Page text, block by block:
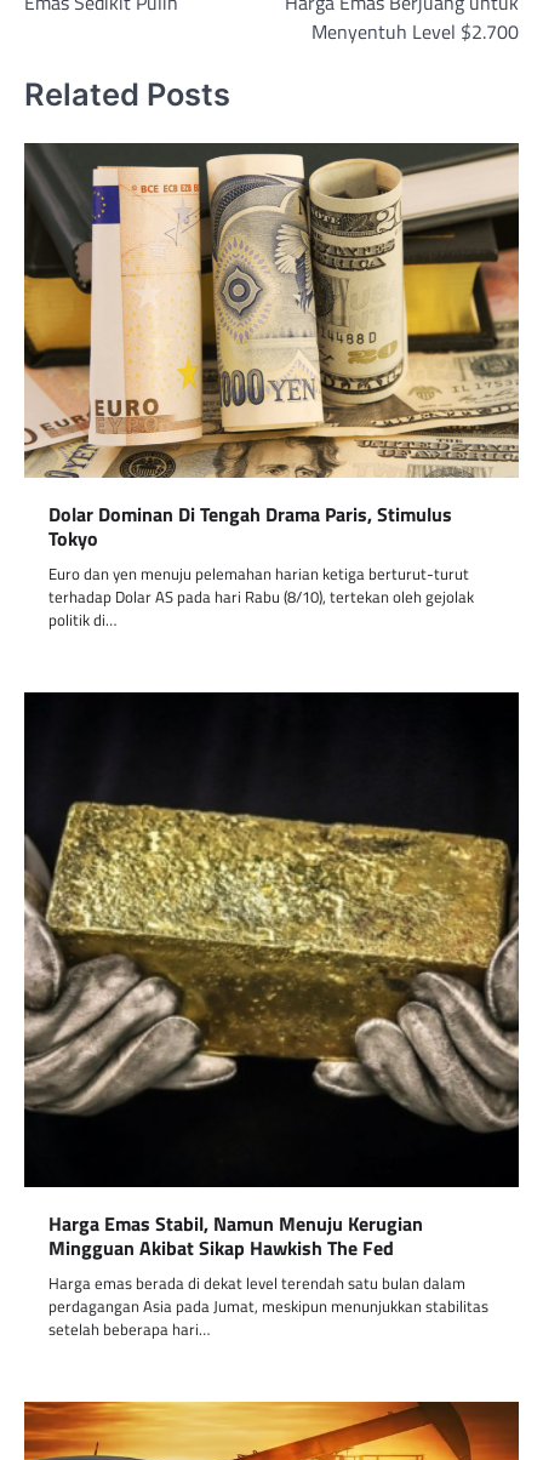
navigation
Menyentuh Level $2.700
Related Posts
Dolar Dominan Di Tengah Drama Paris, Stimulus
Tokyo
Euro dan yen menuju pelemahan harian ketiga berturut-turut
terhadap Dolar AS pada hari Rabu (8/10), tertekan oleh gejolak
politik di…
Harga Emas Stabil, Namun Menuju Kerugian
Mingguan Akibat Sikap Hawkish The Fed
Harga emas berada di dekat level terendah satu bulan dalam
perdagangan Asia pada Jumat, meskipun menunjukkan stabilitas
setelah beberapa hari…